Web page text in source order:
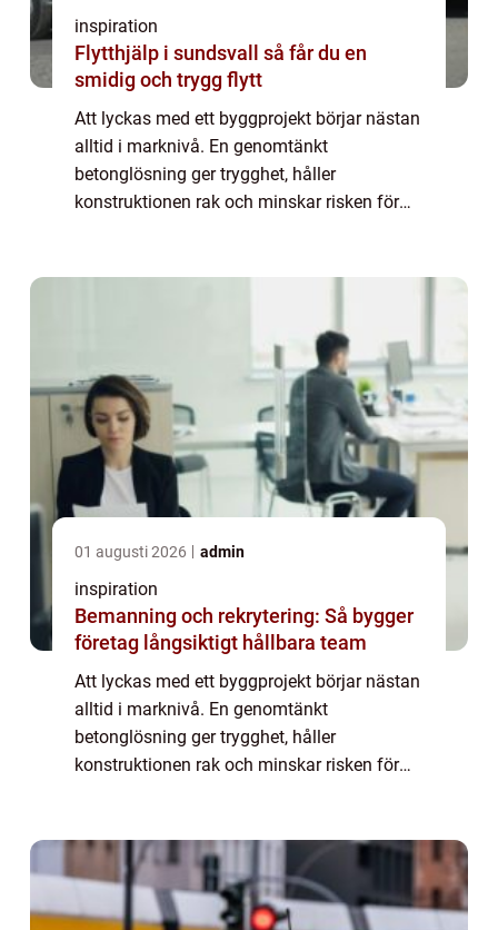
inspiration
Flytthjälp i sundsvall så får du en
smidig och trygg flytt
Att lyckas med ett byggprojekt börjar nästan
alltid i marknivå. En genomtänkt
betonglösning ger trygghet, håller
konstruktionen rak och minskar risken för
01 augusti 2026 admin
inspiration
Bemanning och rekrytering: Så bygger
företag långsiktigt hållbara team
Att lyckas med ett byggprojekt börjar nästan
alltid i marknivå. En genomtänkt
betonglösning ger trygghet, håller
konstruktionen rak och minskar risken för
utmaning. Växlande t...